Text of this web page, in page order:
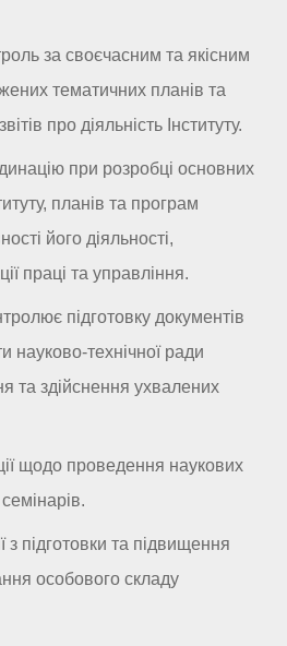
за своєчасним та якісним
тематичних планів та
про діяльність Інституту.
при розробці основних
планів та програм
його діяльності,
праці та управління.
підготовку документів
науково-технічної ради
та здійснення ухвалених
щодо проведення наукових
з підготовки та підвищення
особового складу